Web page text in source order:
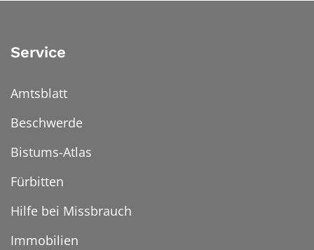
Service
Amtsblatt
Beschwerde
Bistums-Atlas
Fürbitten
Hilfe bei Missbrauch
Immobilien